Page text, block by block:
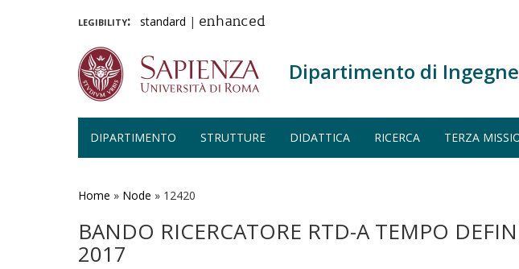
legibility: standard | enhanced
Dipartimento di
DIPARTIMENTO STRUTTURE DIDATTICA RICERCA TERZA
Home » Node » 12420
BANDO RICERCATORE RTD-A TEMPO
2017